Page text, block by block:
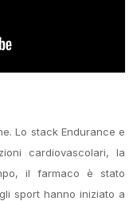
Lo stack Endurance e
cardiovascolari, la
il farmaco è stato
sport hanno iniziato a